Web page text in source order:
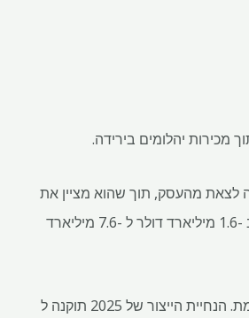
לצאת מהעסק, תוך שהוא מציין את
ביקוש היהלומים החלש בהתמדה. בשנה שעברה הפחית אנגלו את שווי הספרים של דה בירס ב -1.6 מיליארד דולר ל -7.6 מיליארד
ייצור De Beers Diamond ירד ב -26% ל -5.8 מיליון קראט בשנת 2024, בהשוואה לשנה הקודמת. הנחיית הייצור של 2025 תוקנה ל